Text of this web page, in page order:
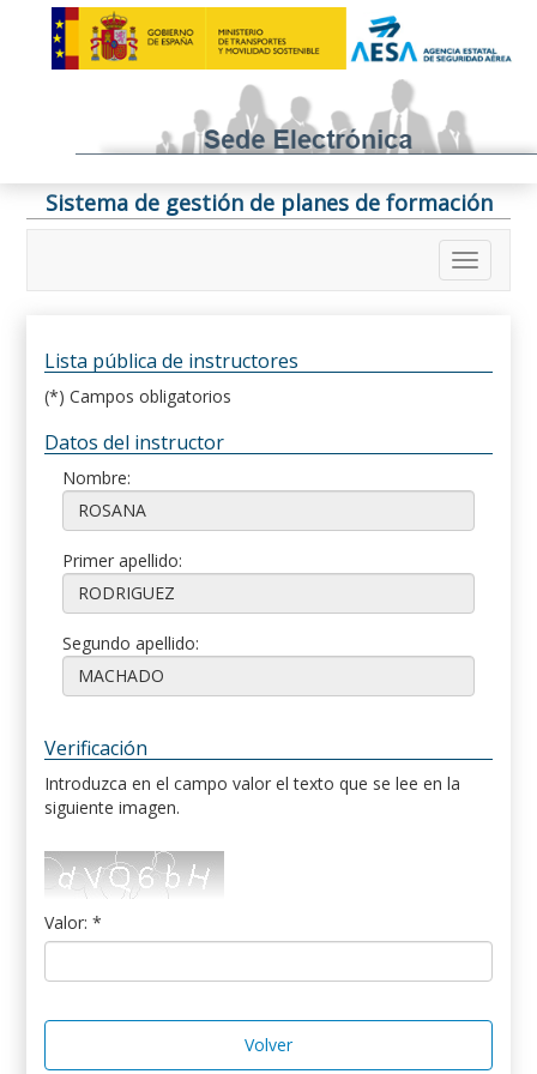
Sistema de gestión de planes de formación
Lista pública de instructores
(*) Campos obligatorios
Datos del instructor
Nombre:
Primer apellido:
Segundo apellido:
Verificación
Introduzca en el campo valor el texto que se lee en la
siguiente imagen.
Valor: *
Volver